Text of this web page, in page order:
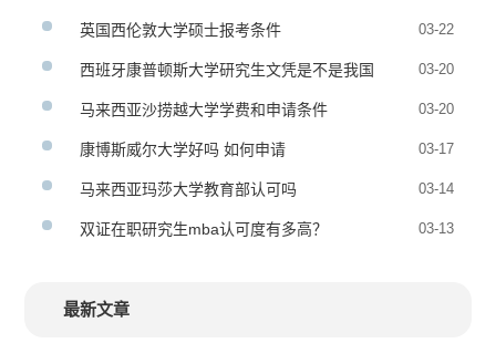
英国西伦敦大学硕士报考条件 03-22
西班牙康普顿斯大学研究生文凭是不是我国
认可的
03-20
马来西亚沙捞越大学学费和申请条件 03-20
康博斯威尔大学好吗 如何申请 03-17
马来西亚玛莎大学教育部认可吗 03-14
双证在职研究生mba认可度有多高？ 03-13
最新文章